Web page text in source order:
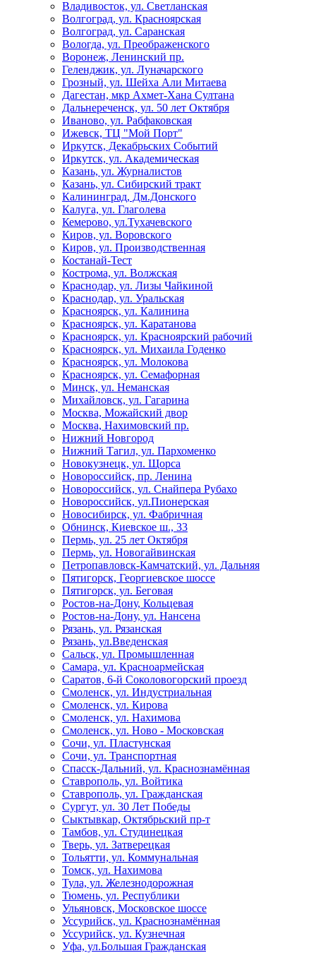
Владивосток, ул. Светланская
Волгоград, ул. Красноярская
Волгоград, ул. Саранская
Вологда, ул. Преображенского
Воронеж, Ленинский пр.
Геленджик, ул. Луначарского
Грозный, ул. Шейха Али Митаева
Дагестан, мкр Ахмет-Хана Султана
Дальнереченск, ул. 50 лет Октября
Иваново, ул. Рабфаковская
Ижевск, ТЦ "Мой Порт"
Иркутск, Декабрьских Событий
Иркутск, ул. Академическая
Казань, ул. Журналистов
Казань, ул. Сибирский тракт
Калининград, Дм.Донского
Калуга, ул. Глаголева
Кемерово, ул.Тухачевского
Киров, ул. Воровского
Киров, ул. Производственная
Костанай-Тест
Кострома, ул. Волжская
Краснодар, ул. Лизы Чайкиной
Краснодар, ул. Уральская
Красноярск, ул. Калинина
Красноярск, ул. Каратанова
Красноярск, ул. Красноярский рабочий
Красноярск, ул. Михаила Годенко
Красноярск, ул. Молокова
Красноярск, ул. Семафорная
Минск, ул. Неманская
Михайловск, ул. Гагарина
Москва, Можайский двор
Москва, Нахимовский пр.
Нижний Новгород
Нижний Тагил, ул. Пархоменко
Новокузнецк, ул. Щорса
Новороссийск, пр. Ленина
Новороссийск, ул. Снайпера Рубахо
Новороссийск, ул.Пионерская
Новосибирск, ул. Фабричная
Обнинск, Киевское ш., 33
Пермь, ул. 25 лет Октября
Пермь, ул. Новогайвинская
Петропавловск-Камчатский, ул. Дальняя
Пятигорск, Георгиевское шоссе
Пятигорск, ул. Беговая
Ростов-на-Дону, Кольцевая
Ростов-на-Дону, ул. Нансена
Рязань, ул. Рязанская
Рязань, ул.Введенская
Сальск, ул. Промышленная
Самара, ул. Красноармейская
Саратов, 6-й Соколовогорский проезд
Смоленск, ул. Индустриальная
Смоленск, ул. Кирова
Смоленск, ул. Нахимова
Смоленск, ул. Ново - Московская
Сочи, ул. Пластунская
Сочи, ул. Транспортная
Спасск-Дальний, ул. Краснознамённая
Ставрополь, ул. Войтика
Ставрополь, ул. Гражданская
Сургут, ул. 30 Лет Победы
Сыктывкар, Октябрьский пр-т
Тамбов, ул. Студинецкая
Тверь, ул. Затверецкая
Тольятти, ул. Коммунальная
Томск, ул. Нахимова
Тула, ул. Железнодорожная
Тюмень, ул. Республики
Ульяновск, Московское шоссе
Уссурийск, ул. Краснознамённая
Уссурийск, ул. Кузнечная
Уфа, ул.Большая Гражданская